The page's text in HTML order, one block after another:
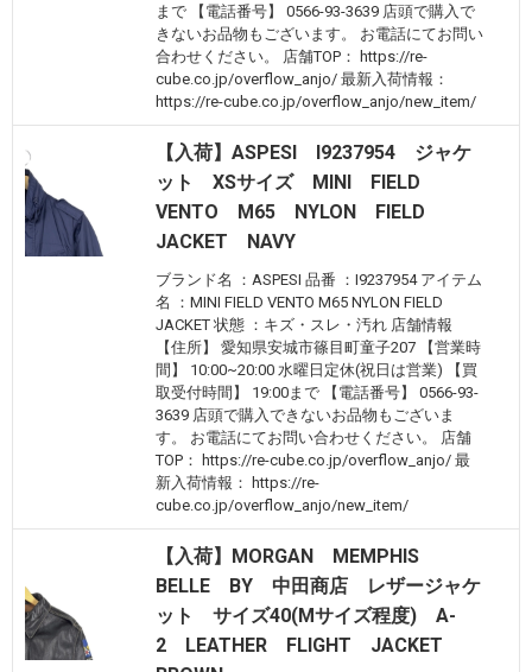
まで 【電話番号】 0566-93-3639 店頭で購入で
きないお品物もございます。 お電話にてお問い
合わせください。 店舗TOP： https://re-
cube.co.jp/overflow_anjo/ 最新入荷情報：
https://re-cube.co.jp/overflow_anjo/new_item/
【入荷】ASPESI I9237954 ジャケ
ット XSサイズ MINI FIELD
VENTO M65 NYLON FIELD
JACKET NAVY
ブランド名 ：ASPESI 品番 ：I9237954 アイテム
名 ：MINI FIELD VENTO M65 NYLON FIELD
JACKET 状態 ：キズ・スレ・汚れ 店舗情報
【住所】 愛知県安城市篠目町童子207 【営業時
間】 10:00~20:00 水曜日定休(祝日は営業) 【買
取受付時間】 19:00まで 【電話番号】 0566-93-
3639 店頭で購入できないお品物もございま
す。 お電話にてお問い合わせください。 店舗
TOP： https://re-cube.co.jp/overflow_anjo/ 最
新入荷情報： https://re-
cube.co.jp/overflow_anjo/new_item/
【入荷】MORGAN MEMPHIS
BELLE BY 中田商店 レザージャケ
ット サイズ40(Mサイズ程度) A-
2 LEATHER FLIGHT JACKET